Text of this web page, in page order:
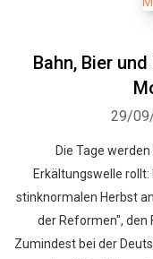
Bahn, Bier
29/
Die Tage
Erkältungswelle
stinknormalen Herbst
der Reformen", den
Zumindest bei der